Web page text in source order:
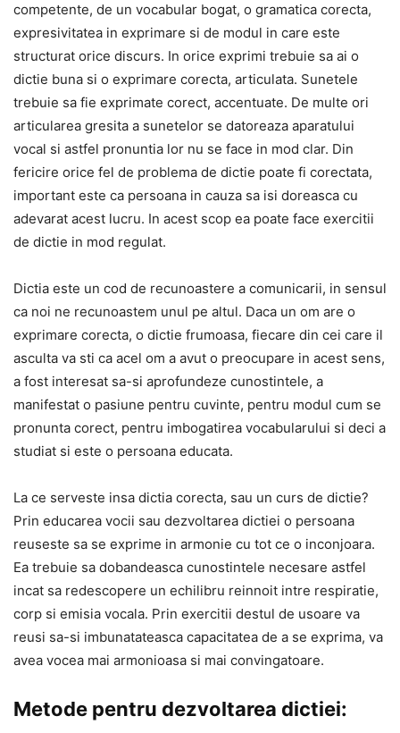
competente, de un vocabular bogat, o gramatica corecta,
expresivitatea in exprimare si de modul in care este
structurat orice discurs. In orice exprimi trebuie sa ai o
dictie buna si o exprimare corecta, articulata. Sunetele
trebuie sa fie exprimate corect, accentuate. De multe ori
articularea gresita a sunetelor se datoreaza aparatului
vocal si astfel pronuntia lor nu se face in mod clar. Din
fericire orice fel de problema de dictie poate fi corectata,
important este ca persoana in cauza sa isi doreasca cu
adevarat acest lucru. In acest scop ea poate face exercitii
de dictie in mod regulat.
Dictia este un cod de recunoastere a comunicarii, in sensul
ca noi ne recunoastem unul pe altul. Daca un om are o
exprimare corecta, o dictie frumoasa, fiecare din cei care il
asculta va sti ca acel om a avut o preocupare in acest sens,
a fost interesat sa-si aprofundeze cunostintele, a
manifestat o pasiune pentru cuvinte, pentru modul cum se
pronunta corect, pentru imbogatirea vocabularului si deci a
studiat si este o persoana educata.
La ce serveste insa dictia corecta, sau un curs de dictie?
Prin educarea vocii sau dezvoltarea dictiei o persoana
reuseste sa se exprime in armonie cu tot ce o inconjoara.
Ea trebuie sa dobandeasca cunostintele necesare astfel
incat sa redescopere un echilibru reinnoit intre respiratie,
corp si emisia vocala. Prin exercitii destul de usoare va
reusi sa-si imbunatateasca capacitatea de a se exprima, va
avea vocea mai armonioasa si mai convingatoare.
Metode pentru dezvoltarea dictiei: